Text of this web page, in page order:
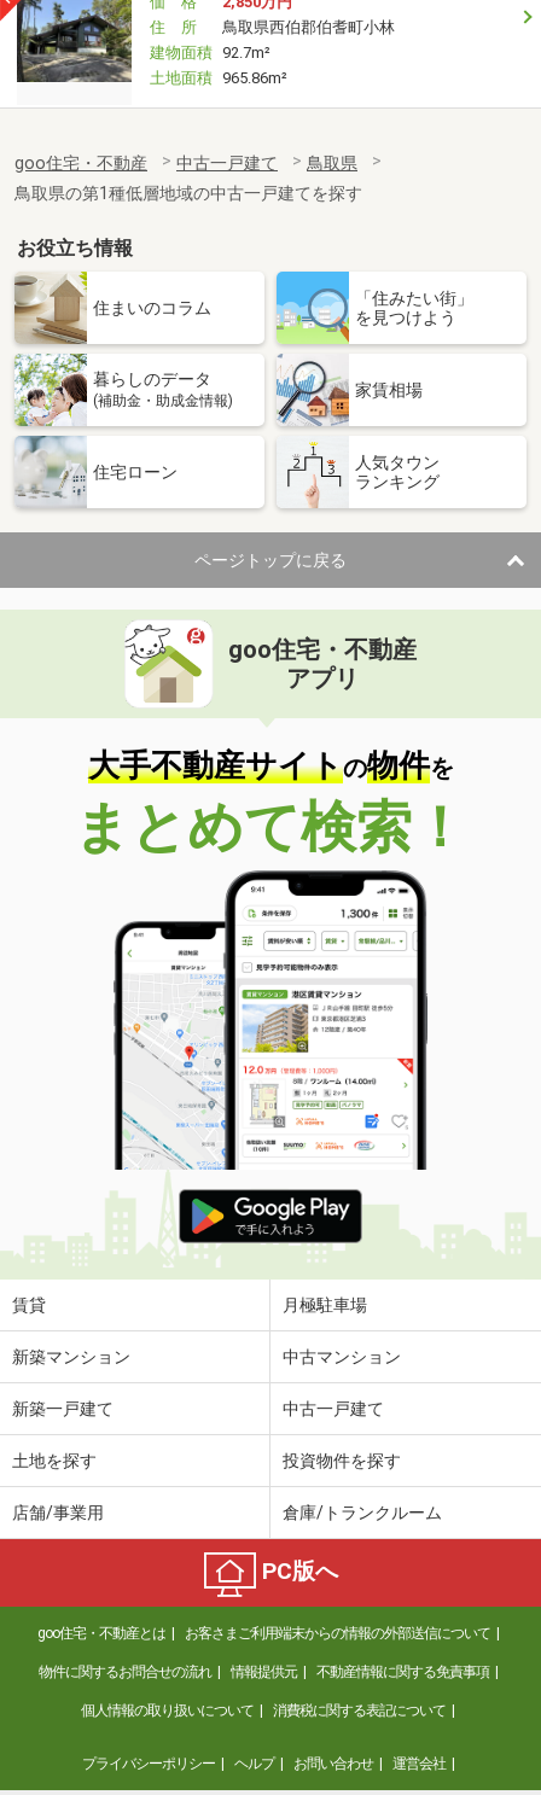
住 所
鳥取県西伯郡伯耆町小林
建物面積 92.7m²
土地面積 965.86m²
goo住宅・不動産 中古一戸建て
鳥取県
鳥取県の第1種低層地域の中古一戸建てを探す
お役立ち情報
住まいのコラム
「住みたい街」
を見つけよう
暮らしのデータ
(補助金・助成金情報)
家賃相場
住宅ローン
人気タウン
ランキング
ページトップに戻る
goo住宅・不動産
アプリ
大手不動産サイトの物件を
まとめて検索！
賃貸 月極駐車場
新築マンション 中古マンション
新築一戸建て 中古一戸建て
土地を探す 投資物件を探す
店舗/事業用 倉庫/トランクルーム
PC版へ
goo住宅・不動産とは お客さまご利用端末からの情報の外部送信について
物件に関するお問合せの流れ 情報提供元 不動産情報に関する免責事項
個人情報の取り扱いについて 消費税に関する表記について
プライバシーポリシー ヘルプ お問い合わせ 運営会社